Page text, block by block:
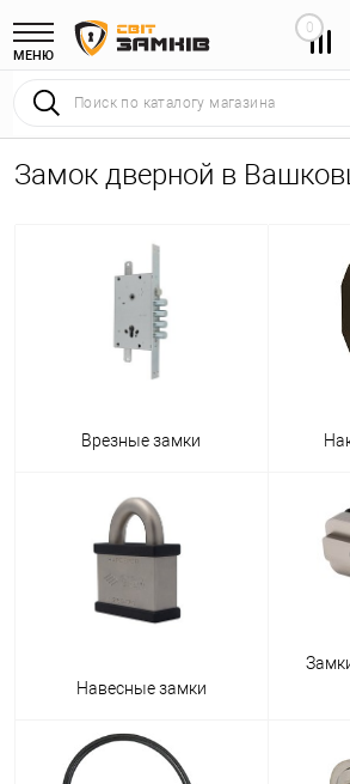
МЕНЮ
0
Замок дверной в
Врезные замки
Навесные замки